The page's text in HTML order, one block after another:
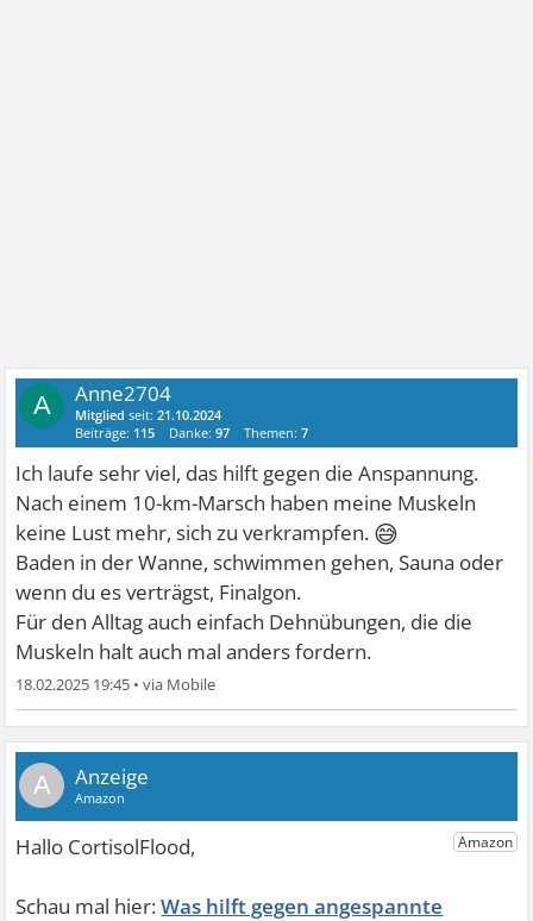
A Anne2704
Mitglied seit:21.10.2024
Beiträge: 115 Danke:97 Themen:7
Ich laufe sehr viel, das hilft gegen die Anspannung.
Nach einem 10-km-Marsch haben meine Muskeln
keine Lust mehr, sich zu verkrampfen. 😅
Baden in der Wanne, schwimmen gehen, Sauna oder
wenn du es verträgst, Finalgon.
Für den Alltag auch einfach Dehnübungen, die die
Muskeln halt auch mal anders fordern.
18.02.2025 19:45 •
A
Was hilft gegen angespannte